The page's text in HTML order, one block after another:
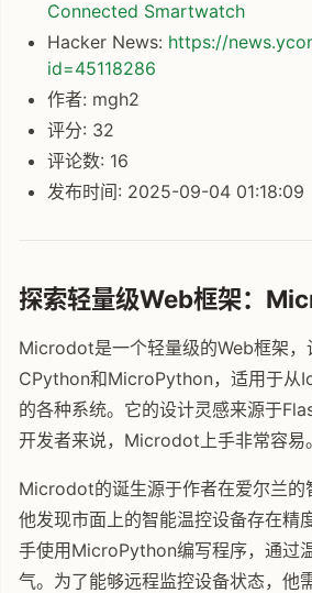
Connected Smartwatch
Hacker News: https://
id=45118286
作者: mgh2
评分: 32
评论数: 16
发布时间: 2025-09-04 01:18:09
探索轻量级Web框架：
Microdot是一个轻量级的Web框架，
CPython和MicroPython，适用于从
的各种系统。它的设计灵感来源于
开发者来说，Microdot上手非常容易。
Microdot的诞生源于作者在爱尔兰的
他发现市面上的智能温控设备存在精
手使用MicroPython编写程序，通过
气。为了能够远程监控设备状态，他